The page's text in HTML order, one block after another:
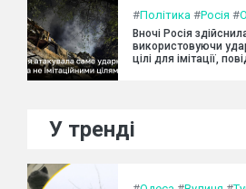
#Політика #Росія #
Вночі Росія
використовуючи
цілі для імітації,
У тренді